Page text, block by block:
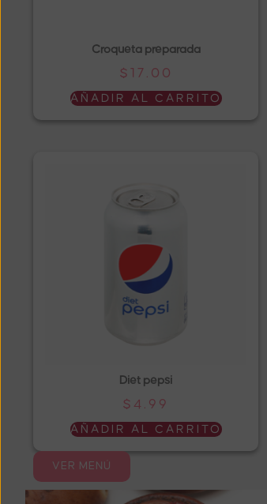
Croqueta preparada
$ 17.00
AÑADIR AL CARRITO
Diet pepsi
$ 4.99
AÑADIR AL CARRITO
VER MENÚ